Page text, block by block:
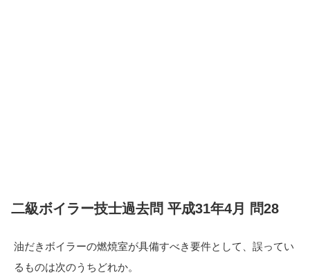
二級ボイラー技士過去問 平成31年4月 問28
油だきボイラーの燃焼室が具備すべき要件として、誤ってい
るものは次のうちどれか。